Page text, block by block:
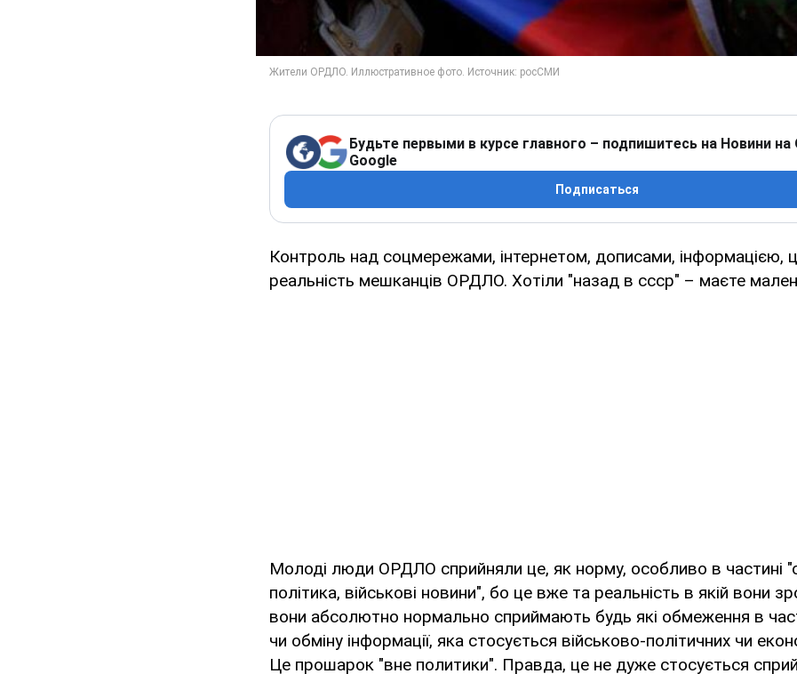
Будьте первыми в курсе главного – подпишитесь на Новини на
Google
Подписаться
Контроль над соцмережами, інтернетом, дописами, інформацією,
реальність мешканців ОРДЛО. Хотіли "назад в ссср" – маєте
Молоді люди ОРДЛО сприйняли це, як норму, особливо в частині
політика, військові новини", бо це вже та реальність в якій вони
вони абсолютно нормально сприймають будь які обмеження в
чи обміну інформації, яка стосується військово-політичних чи
Це прошарок "вне политики". Правда, це не дуже стосується